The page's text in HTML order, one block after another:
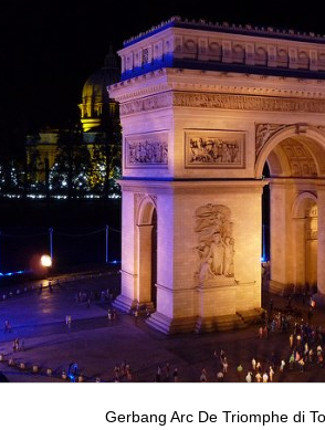
Gerbang Arc De Triomphe di